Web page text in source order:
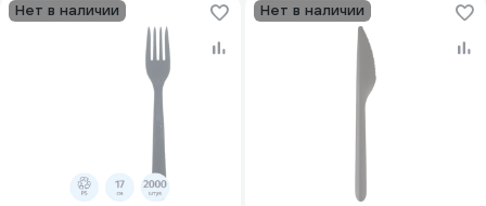
Нет в наличии Нет в наличии